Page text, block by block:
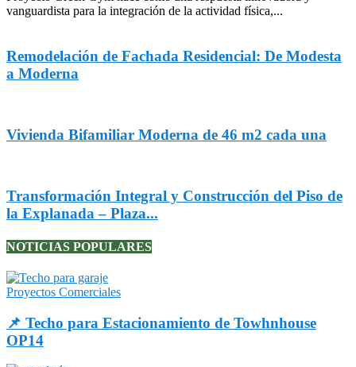
vanguardista para la integración de la actividad física,...
Remodelación de Fachada Residencial: De Modesta
a Moderna
Vivienda Bifamiliar Moderna de 46 m2 cada una
Transformación Integral y Construcción del Piso de
la Explanada – Plaza...
NOTICIAS POPULARES
Proyectos Comerciales
📌 Techo para Estacionamiento de Towhnhouse
OP14